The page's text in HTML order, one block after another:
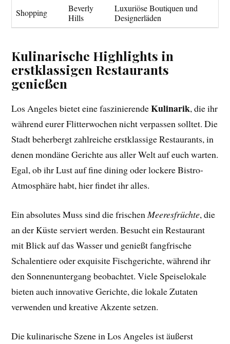
Shopping
Beverly
Hills
Luxuriöse Boutiquen und
Designerläden
Kulinarische Highlights in
erstklassigen Restaurants
genießen
Los Angeles bietet eine faszinierendeKulinarik, die ihr
während eurer Flitterwochen nicht verpassen solltet. Die
Stadt beherbergt zahlreiche erstklassige Restaurants, in
denen mondäne Gerichte aus aller Welt auf euch warten.
Egal, ob ihr Lust auf fine dining oder lockere Bistro-
Atmosphäre habt, hier findet ihr alles.
Ein absolutes Muss sind die frischenMeeresfrüchte, die
an der Küste serviert werden. Besucht ein Restaurant
mit Blick auf das Wasser und genießt fangfrische
Schalentiere oder exquisite Fischgerichte, während ihr
den Sonnenuntergang beobachtet. Viele Speiselokale
bieten auch innovative Gerichte, die lokale Zutaten
verwenden und kreative Akzente setzen.
Die kulinarische Szene in Los Angeles ist äußerst